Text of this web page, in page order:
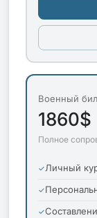
Военный
1860$
Полное
Личный